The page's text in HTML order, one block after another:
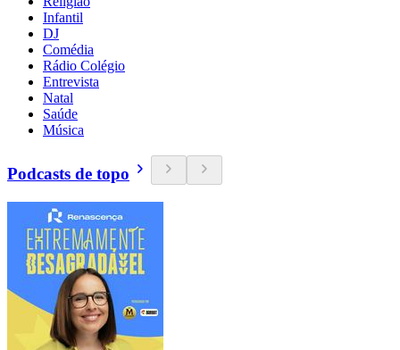
Infantil
DJ
Comédia
Rádio Colégio
Entrevista
Natal
Saúde
Música
Podcasts de topo